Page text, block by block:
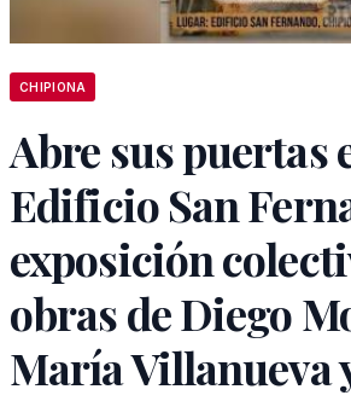
CHIPIONA
Abre sus puertas
Edificio San
exposición
obras de Diego
María Villanueva